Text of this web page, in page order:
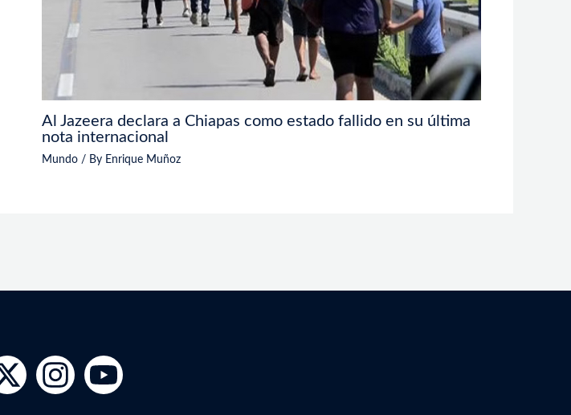
Al Jazeera declara a Chiapas como estado fallido en su última
nota internacional
Mundo/ By Enrique Muñoz